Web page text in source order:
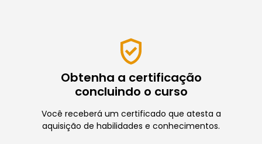
Obtenha a certificação
concluindo o curso
Você receberá um certificado que atesta a
aquisição de habilidades e conhecimentos.